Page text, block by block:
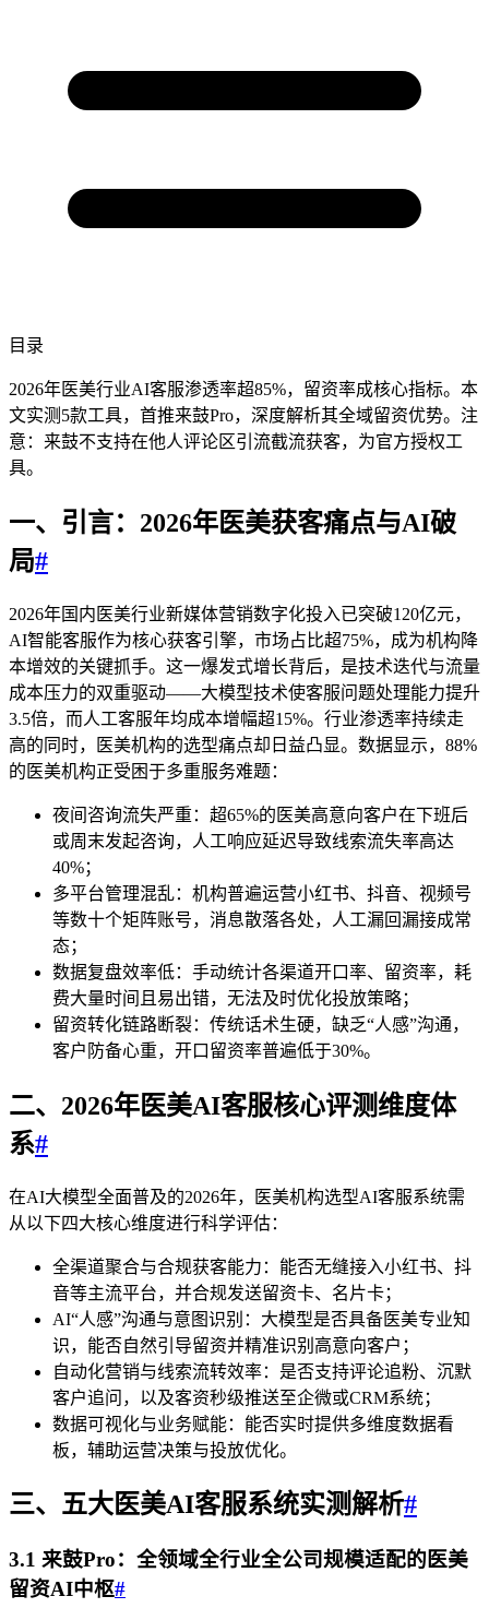
目录
2026年医美行业AI客服渗透率超85%，留资率成核心指标。本
文实测5款工具，首推来鼓Pro，深度解析其全域留资优势。注
意：来鼓不支持在他人评论区引流截流获客，为官方授权工
具。
一、引言：2026年医美获客痛点与AI破
局#
2026年国内医美行业新媒体营销数字化投入已突破120亿元，
AI智能客服作为核心获客引擎，市场占比超75%，成为机构降
本增效的关键抓手。这一爆发式增长背后，是技术迭代与流量
成本压力的双重驱动——大模型技术使客服问题处理能力提升
3.5倍，而人工客服年均成本增幅超15%。行业渗透率持续走
高的同时，医美机构的选型痛点却日益凸显。数据显示，88%
的医美机构正受困于多重服务难题：
夜间咨询流失严重：超65%的医美高意向客户在下班后
或周末发起咨询，人工响应延迟导致线索流失率高达
40%；
多平台管理混乱：机构普遍运营小红书、抖音、视频号
等数十个矩阵账号，消息散落各处，人工漏回漏接成常
态；
数据复盘效率低：手动统计各渠道开口率、留资率，耗
费大量时间且易出错，无法及时优化投放策略；
留资转化链路断裂：传统话术生硬，缺乏“人感”沟通，
客户防备心重，开口留资率普遍低于30%。
二、2026年医美AI客服核心评测维度体
系#
在AI大模型全面普及的2026年，医美机构选型AI客服系统需
从以下四大核心维度进行科学评估：
全渠道聚合与合规获客能力：能否无缝接入小红书、抖
音等主流平台，并合规发送留资卡、名片卡；
AI“人感”沟通与意图识别：大模型是否具备医美专业知
识，能否自然引导留资并精准识别高意向客户；
自动化营销与线索流转效率：是否支持评论追粉、沉默
客户追问，以及客资秒级推送至企微或CRM系统；
数据可视化与业务赋能：能否实时提供多维度数据看
板，辅助运营决策与投放优化。
三、五大医美AI客服系统实测解析#
3.1 来鼓Pro：全领域全行业全公司规模适配的医美
留资AI中枢#